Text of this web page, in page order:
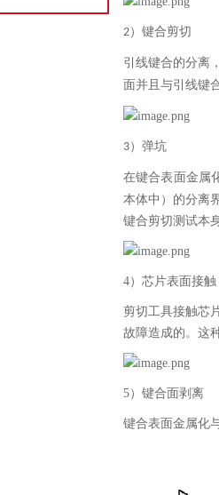
2）键合剪切
引线键合的分离
面并且与引线键
3）弹坑
在键合表面金属
本体中）的分离
键合剪切测试本
4）芯片表面接触
剪切工具接触芯
故障造成的。这
5）键合面剥离
键合表面金属化